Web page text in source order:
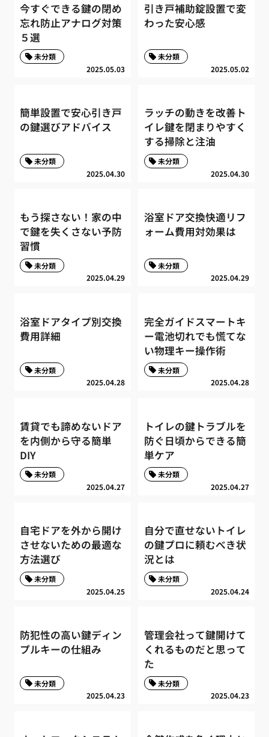
今すぐできる鍵の閉め
忘れ防止アナログ対策
５選
2025.05.03
未分類
引き戸補助錠設置で変
わった安心感
2025.05.02
未分類
簡単設置で安心引き戸
の鍵選びアドバイス
2025.04.30
未分類
ラッチの動きを改善ト
イレ鍵を閉まりやすく
する掃除と注油
2025.04.30
未分類
もう探さない！家の中
で鍵を失くさない予防
習慣
2025.04.29
未分類
浴室ドア交換快適リフ
ォーム費用対効果は
2025.04.29
未分類
浴室ドアタイプ別交換
費用詳細
2025.04.28
未分類
完全ガイドスマートキ
ー電池切れでも慌てな
い物理キー操作術
2025.04.28
未分類
賃貸でも諦めないドア
を内側から守る簡単
DIY
2025.04.27
未分類
トイレの鍵トラブルを
防ぐ日頃からできる簡
単ケア
2025.04.27
未分類
自宅ドアを外から開け
させないための最適な
方法選び
2025.04.25
未分類
自分で直せないトイレ
の鍵プロに頼むべき状
況とは
2025.04.24
未分類
防犯性の高い鍵ディン
プルキーの仕組み
2025.04.23
未分類
管理会社って鍵開けて
くれるものだと思って
た
2025.04.23
未分類